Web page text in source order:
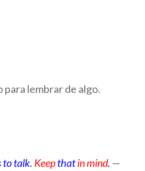
para lembrar de algo.
to talk. Keepthatin mind. —